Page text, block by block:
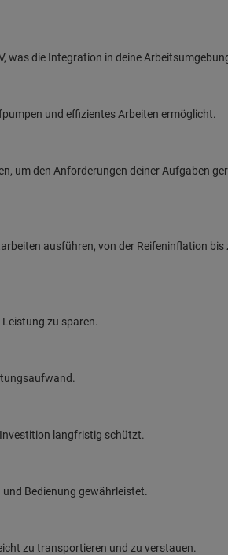
was die Integration in deine
und effizientes Arbeiten ermöglicht.
um den Anforderungen deiner Aufgaben
ausführen, von der Reifeninflation bis
zu sparen.
langfristig schützt.
Bedienung gewährleistet.
zu transportieren und zu verstauen.